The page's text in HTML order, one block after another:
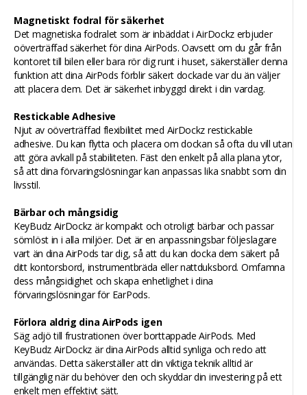
Magnetiskt fodral för säkerhet
Det magnetiska fodralet som är inbäddat i AirDockz erbjuder
oöverträffad säkerhet för dina AirPods. Oavsett om du går från
kontoret till bilen eller bara rör dig runt i huset, säkerställer denna
funktion att dina AirPods förblir säkert dockade var du än väljer
att placera dem. Det är säkerhet inbyggd direkt i din vardag.
Restickable Adhesive
Njut av oöverträffad flexibilitet med AirDockz restickable
adhesive. Du kan flytta och placera om dockan så ofta du vill utan
att göra avkall på stabiliteten. Fäst den enkelt på alla plana ytor,
så att dina förvaringslösningar kan anpassas lika snabbt som din
livsstil.
Bärbar och mångsidig
KeyBudz AirDockz är kompakt och otroligt bärbar och passar
sömlöst in i alla miljöer. Det är en anpassningsbar följeslagare
vart än dina AirPods tar dig, så att du kan docka dem säkert på
ditt kontorsbord, instrumentbräda eller nattduksbord. Omfamna
dess mångsidighet och skapa enhetlighet i dina
förvaringslösningar för EarPods.
Förlora aldrig dina AirPods igen
Säg adjö till frustrationen över borttappade AirPods. Med
KeyBudz AirDockz är dina AirPods alltid synliga och redo att
användas. Detta säkerställer att din viktiga teknik alltid är
tillgänglig när du behöver den och skyddar din investering på ett
enkelt men effektivt sätt.